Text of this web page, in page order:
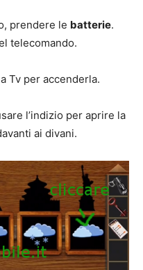
prendere le batterie.
telecomando.
Tv per accenderla.
l’indizio per aprire la
ai divani.